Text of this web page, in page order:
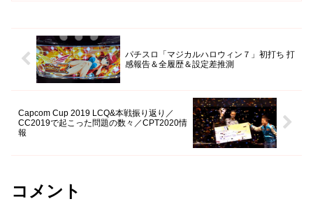
パチスロ「マジカルハロウィン７」初打ち 打
感報告＆全履歴＆設定差推測
Capcom Cup 2019 LCQ&本戦振り返り／
CC2019で起こった問題の数々／CPT2020情
報
コメント